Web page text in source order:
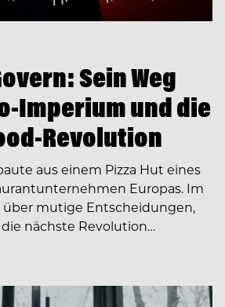
Sein Weg
Imperium und die
Revolution
aus einem Pizza Hut eines
Europas. Im
über mutige Entscheidungen,
nächste Revolution…